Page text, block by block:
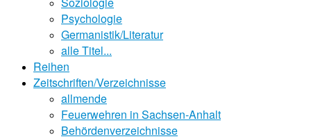
Psychologie
Germanistik/Literatur
alle Titel...
Reihen
Zeitschriften/Verzeichnisse
allmende
Feuerwehren in Sachsen-Anhalt
Behördenverzeichnisse